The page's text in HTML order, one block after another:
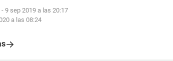
- 9 sep 2019 a las 20:17
a las 08:24